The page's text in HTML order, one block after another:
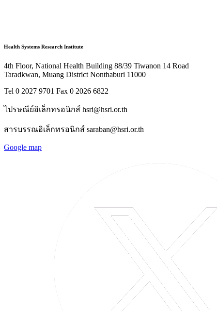
Health Systems Research Institute
4th Floor, National Health Building 88/39 Tiwanon 14 Road
Taradkwan, Muang District Nonthaburi 11000
Tel 0 2027 9701 Fax 0 2026 6822
ไปรษณีย์อิเล็กทรอนิกส์ hsri@hsri.or.th
สารบรรณอิเล็กทรอนิกส์ saraban@hsri.or.th
Google map